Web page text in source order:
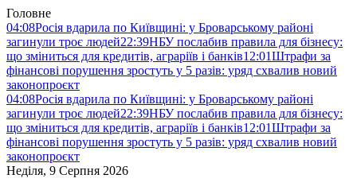
Головне
04:08Росія вдарила по Київщині: у Броварському районі
загинули троє людей22:39НБУ послабив правила для бізнесу:
що зміниться для кредитів, аграріїв і банків12:01Штрафи за
фінансові порушення зростуть у 5 разів: уряд схвалив новий
законопроєкт
04:08Росія вдарила по Київщині: у Броварському районі
загинули троє людей22:39НБУ послабив правила для бізнесу:
що зміниться для кредитів, аграріїв і банків12:01Штрафи за
фінансові порушення зростуть у 5 разів: уряд схвалив новий
законопроєкт
Неділя, 9 Серпня 2026